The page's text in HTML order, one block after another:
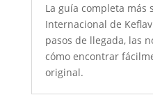
La guía completa más
Internacional de
pasos de llegada, las
cómo encontrar
original.